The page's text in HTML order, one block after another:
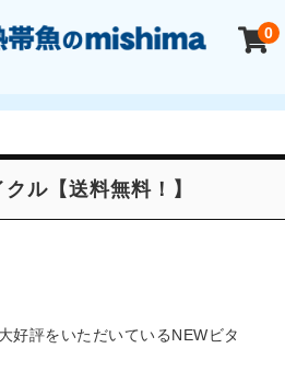
0
ル【送料無料！】
好評をいただいているNEWビタ